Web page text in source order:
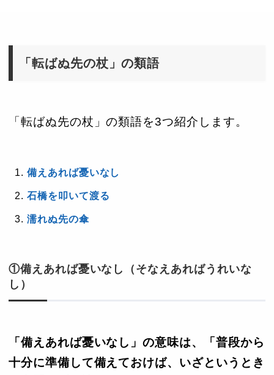
「転ばぬ先の杖」の類語
「転ばぬ先の杖」の類語を3つ紹介します。
備えあれば憂いなし
石橋を叩いて渡る
濡れぬ先の傘
①備えあれば憂いなし（そなえあればうれいな
し）
「備えあれば憂いなし」の意味は、「普段から
十分に準備して備えておけば、いざというとき